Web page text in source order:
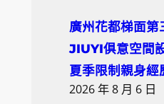
廣州花都梯面第
JIUYI俱意空間
夏季限制親身經
2026 年 8 月 6 日